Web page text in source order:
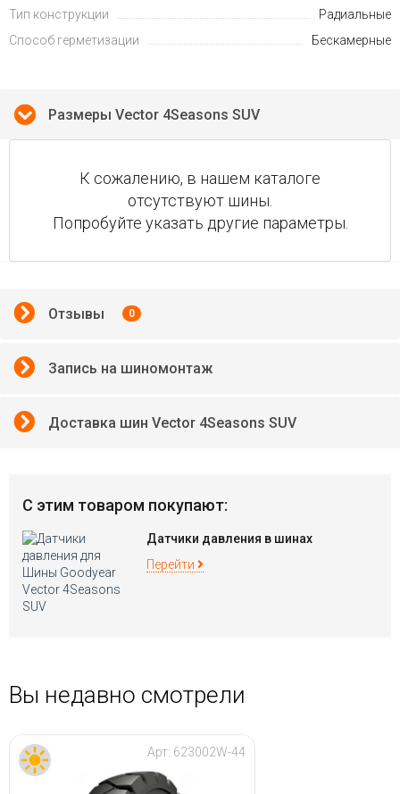
Тип конструкции
Радиальные
Способ герметизации
Бескамерные
Размеры Vector 4Seasons SUV
К сожалению, в нашем каталоге
отсутствуют шины.
Попробуйте указать другие параметры.
Отзывы 0
Запись на шиномонтаж
Доставка шин Vector 4Seasons SUV
С этим товаром покупают:
Датчики давления в шинах
Перейти
Вы недавно смотрели
Арт: 623002W-44